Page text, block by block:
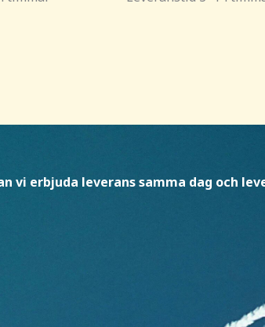
vi erbjuda leverans samma dag och